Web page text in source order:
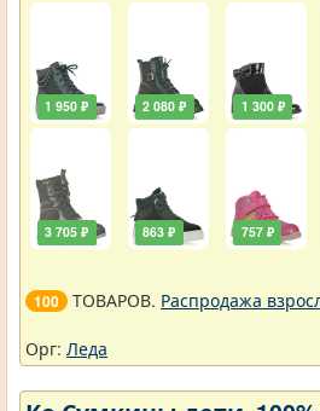
1 950 ₽
3 705 ₽
2 080 ₽
863 ₽
1 300 ₽
757 ₽
100 ТОВАРОВ. Распродажа
Орг: Леда